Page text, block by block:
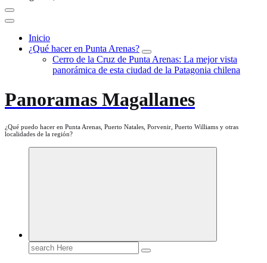
Inicio
¿Qué hacer en Punta Arenas?
Cerro de la Cruz de Punta Arenas: La mejor vista
panorámica de esta ciudad de la Patagonia chilena
Panoramas Magallanes
¿Qué puedo hacer en Punta Arenas, Puerto Natales, Porvenir, Puerto Williams y otras
localidades de la región?
Search
for: